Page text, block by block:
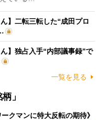
】二転三転した“成田プロ
】独占入手“内部議事録”で
一覧を見る
」
クマンに特大反転の期待》